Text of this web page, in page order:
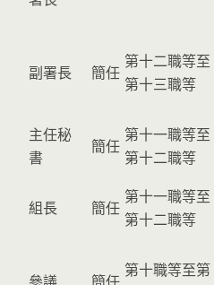
副署長 簡任
第十二職等至
第十三職等
主任秘
書
簡任
第十一職等至
第十二職等
組長
簡任
第十一職等至
第十二職等
第十職等至第